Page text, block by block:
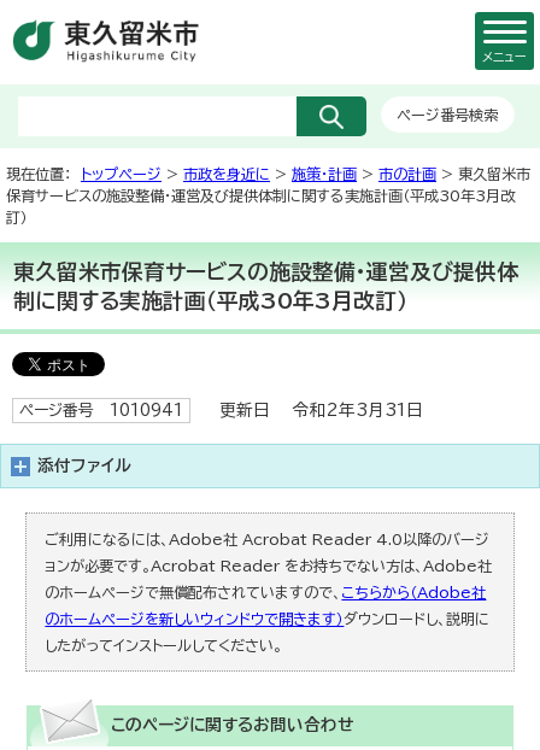
ページ番号検索
メニュー
現在位置： トップページ > 市政を身近に > 施策・計画 > 市の計画 > 東久留米市
保育サービスの施設整備・運営及び提供体制に関する実施計画（平成30年3月改
訂）
東久留米市保育サービスの施設整備・運営及び提供体
制に関する実施計画（平成30年3月改訂）
ページ番号 1010941 更新日 令和2年3月31日
添付ファイル
ご利用になるには、Adobe社 Acrobat Reader 4.0以降のバージ
ョンが必要です。Acrobat Reader をお持ちでない方は、Adobe社
のホームページで無償配布されていますので、 こちらから（Adobe社
のホームページを新しいウィンドウで開きます）ダウンロードし、説明に
したがってインストールしてください。
このページに関するお問い合わせ